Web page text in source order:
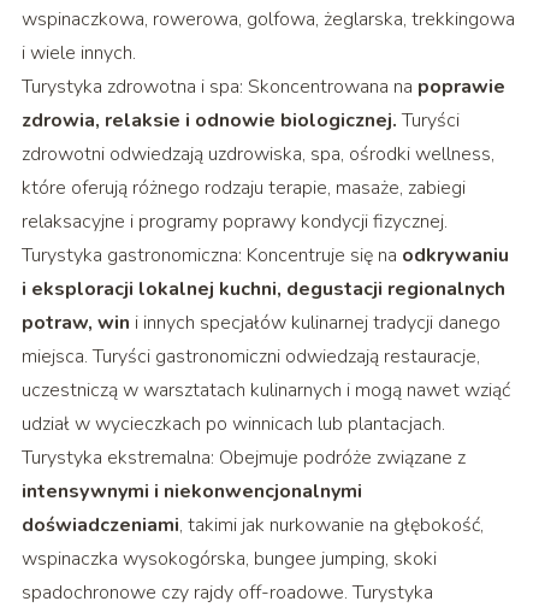
wspinaczkowa, rowerowa, golfowa, żeglarska, trekkingowa
i wiele innych.
Turystyka zdrowotna i spa: Skoncentrowana na poprawie
zdrowia, relaksie i odnowie biologicznej.Turyści
zdrowotni odwiedzają uzdrowiska, spa, ośrodki wellness,
które oferują różnego rodzaju terapie, masaże, zabiegi
relaksacyjne i programy poprawy kondycji fizycznej.
Turystyka gastronomiczna: Koncentruje się na odkrywaniu
i eksploracji lokalnej kuchni, degustacji regionalnych
potraw, win i innych specjałów kulinarnej tradycji danego
miejsca. Turyści gastronomiczni odwiedzają restauracje,
uczestniczą w warsztatach kulinarnych i mogą nawet wziąć
udział w wycieczkach po winnicach lub plantacjach.
Turystyka ekstremalna: Obejmuje podróże związane z
intensywnymi i niekonwencjonalnymi
doświadczeniami, takimi jak nurkowanie na głębokość,
wspinaczka wysokogórska, bungee jumping, skoki
spadochronowe czy rajdy off-roadowe. Turystyka